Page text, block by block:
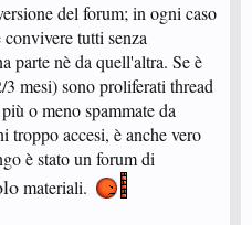
del forum; in ogni caso
tutti senza
parte nè da quell'altra. Se è
mesi) sono proliferati thread
o meno spammate da
troppo accesi, è anche vero
è stato un forum di
materiali.